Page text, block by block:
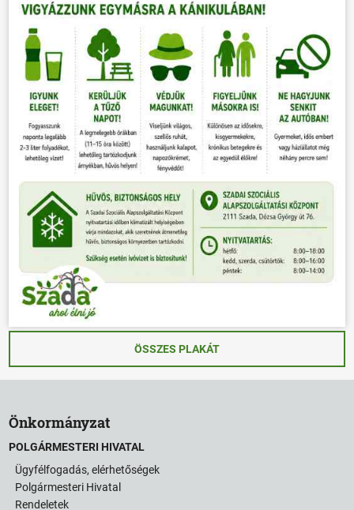
ÖSSZES PLAKÁT
Önkormányzat
POLGÁRMESTERI HIVATAL
Ügyfélfogadás, elérhetőségek
Polgármesteri Hivatal
Rendeletek